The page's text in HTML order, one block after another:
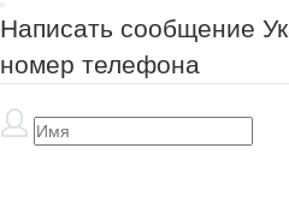
Написать сообщение
номер телефона